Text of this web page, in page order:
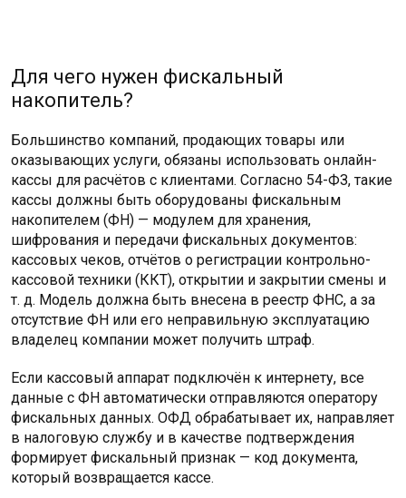
Для чего нужен фискальный
накопитель?
Большинство компаний, продающих товары или
оказывающих услуги, обязаны использовать онлайн-
кассы для расчётов с клиентами. Согласно 54-ФЗ, такие
кассы должны быть оборудованы фискальным
накопителем (ФН) — модулем для хранения,
шифрования и передачи фискальных документов:
кассовых чеков, отчётов о регистрации контрольно-
кассовой техники (ККТ), открытии и закрытии смены и
т. д. Модель должна быть внесена в реестр ФНС, а за
отсутствие ФН или его неправильную эксплуатацию
владелец компании может получить штраф.
Если кассовый аппарат подключён к интернету, все
данные с ФН автоматически отправляются оператору
фискальных данных. ОФД обрабатывает их, направляет
в налоговую службу и в качестве подтверждения
формирует фискальный признак — код документа,
который возвращается кассе.